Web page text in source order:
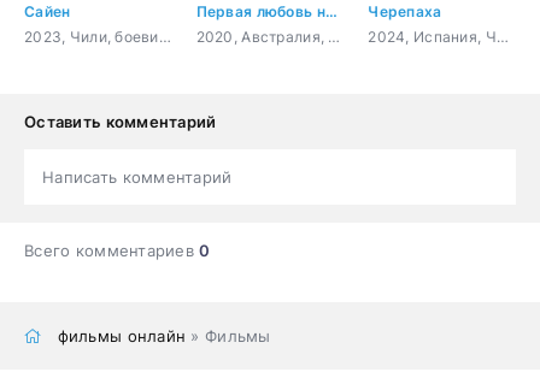
Сайен
2023, Чили, боевик, триллер
Первая любовь навсегда
2020, Австралия, Филиппины, драма, мелодрама
Черепаха
2024, Испания, Чили, драма
Оставить комментарий
Написать комментарий
Всего комментариев0
фильмы онлайн » Фильмы